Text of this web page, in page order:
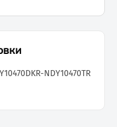
Y10470DKR-NDY10470TR